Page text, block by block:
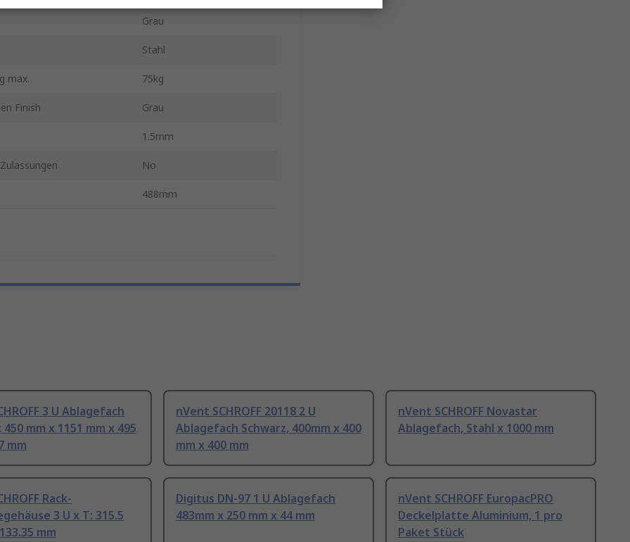
Grau
Stahl
max. 75kg
Finish Grau
1.5mm
No
488mm
3 U Ablagefach
450 mm x 1151 mm x 495
mm
nVent SCHROFF 20118 2 U
Ablagefach Schwarz, 400mm x 400
mm x 400 mm
nVent SCHROFF Novastar
Ablagefach, Stahl x 1000 mm
Rack-
3 U x T: 315.5
mm
Digitus DN-97 1 U Ablagefach
483mm x 250 mm x 44 mm
nVent SCHROFF EuropacPRO
Deckelplatte Aluminium, 1 pro
Paket Stück